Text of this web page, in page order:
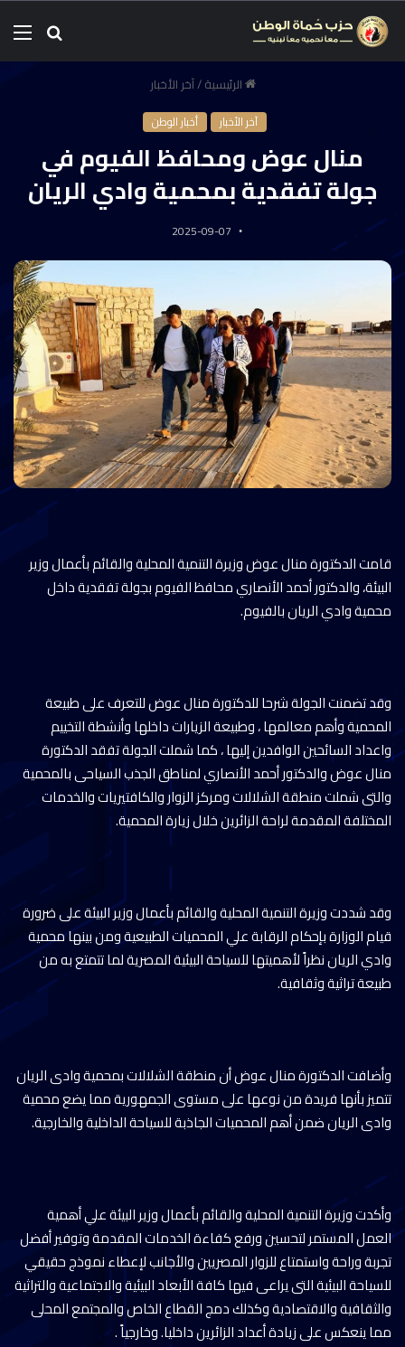
الرئيسية/آخر الأخبار
آخر الأخبار أخبار الوطن
منال عوض ومحافظ الفيوم في
جولة تفقدية بمحمية وادي الريان
2025-09-07
قامت الدكتورة منال عوض وزيرة التنمية المحلية والقائم بأعمال وزير
البيئة، والدكتور أحمد الأنصاري محافظ الفيوم بجولة تفقدية داخل
محمية وادي الريان بالفيوم.
وقد تضمنت الجولة شرحا للدكتورة منال عوض للتعرف على طبيعة
المحمية وأهم معالمها ، وطبيعة الزيارات داخلها وأنشطة التخييم
واعداد السائحين الوافدين إليها ، كما شملت الجولة تفقد الدكتورة
منال عوض والدكتور أحمد الأنصاري لمناطق الجذب السياحى بالمحمية
والتى شملت منطقة الشلالات ومركز الزوار والكافتيريات والخدمات
المختلفة المقدمة لراحة الزائرين خلال زيارة المحمية.
وقد شددت وزيرة التنمية المحلية والقائم بأعمال وزير البيئة على ضرورة
قيام الوزارة بإحكام الرقابة علي المحميات الطبيعية ومن بينها محمية
وادي الريان نظراً لأهميتها للسياحة البيئية المصرية لما تتمتع به من
طبيعة تراثية وثقافية.
وأضافت الدكتورة منال عوض أن منطقة الشلالات بمحمية وادى الريان
تتميز بأنها فريدة من نوعها على مستوى الجمهورية مما يضع محمية
وادى الريان ضمن أهم المحميات الجاذبة للسياحة الداخلية والخارجية.
وأكدت وزيرة التنمية المحلية والقائم بأعمال وزير البيئة علي أهمية
العمل المستمر لتحسين ورفع كفاءة الخدمات المقدمة وتوفير أفضل
تجربة وراحة واستمتاع للزوار المصريين والأجانب لإعطاء نموذج حقيقي
للسياحة البيئية التى يراعى فيها كافة الأبعاد البيئية والاجتماعية والتراثية
والثقافية والاقتصادية وكذلك دمج القطاع الخاص والمجتمع المحلى
مما ينعكس على زيادة أعداد الزائرين داخليا. وخارجياً .